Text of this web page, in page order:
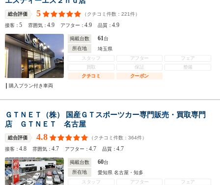
総合評価 5 （クチコミ件数： 221件）
接客：5 雰囲気：4.9 アフター：4.9 品質：4.9
掲載台数 61台
所在地
埼玉県
スタッフ
アフター
フェア
買取
保証
整備
クチコミ
クーポン
購入プラン付き車両
ＧＴＮＥＴ（株） 国産ＧＴスポーツカー専門販売・買取専門
店 ＧＴＮＥＴ 名古屋
総合評価 4.8 （クチコミ件数： 364件）
接客：4.8 雰囲気：4.7 アフター：4.7 品質：4.7
掲載台数 60台
所在地
愛知県 名古屋・知多
スタッフ
アフター
フェア